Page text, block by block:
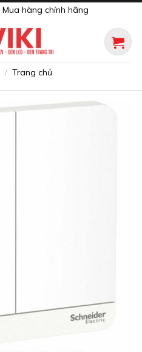
Mua hàng chính hãng
/ Trang chủ